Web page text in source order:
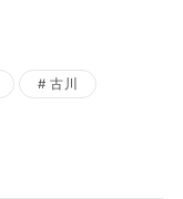
古川